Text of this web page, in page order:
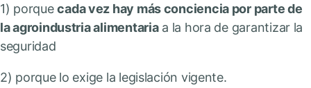
1) porquecada vez hay más conciencia por parte de
la agroindustria alimentariaa la hora de garantizar la
seguridad
2) porque lo exige la legislación vigente.